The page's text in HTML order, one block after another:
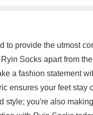
to provide the utmost
Socks apart from
a fashion statement
ensures your feet stay
style; you're also